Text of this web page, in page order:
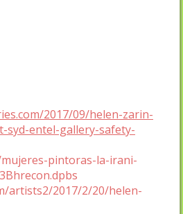
2017/09/helen-zarin-
entel-gallery-safety-
pintoras-la-irani-
artists2/2017/2/20/helen-